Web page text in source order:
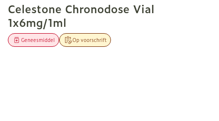
Celestone Chronodose Vial
1x6mg/1ml
Op voorschrift
Geneesmiddel